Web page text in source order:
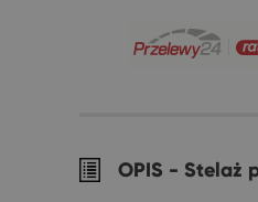
OPIS - Stelaż